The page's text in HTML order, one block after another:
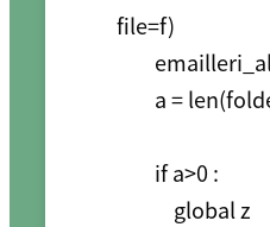
file=f)
a =
        if a>0 :
            global z